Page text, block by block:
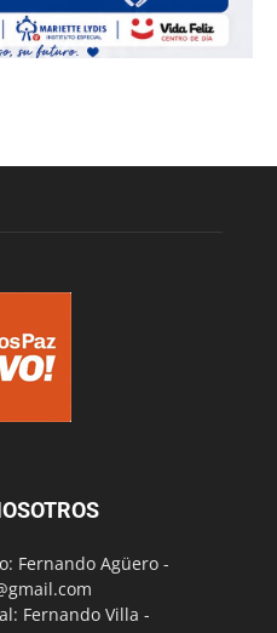
Fernando Agüero -
Fernando Villa -